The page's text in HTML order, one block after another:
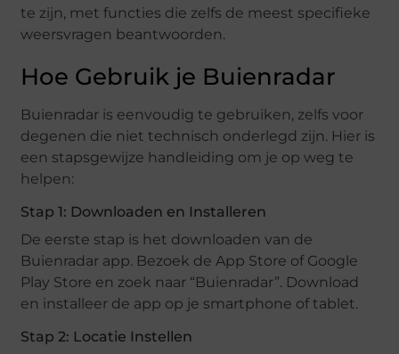
te zijn, met functies die zelfs de meest specifieke
weersvragen beantwoorden.
Hoe Gebruik je Buienradar
Buienradar is eenvoudig te gebruiken, zelfs voor
degenen die niet technisch onderlegd zijn. Hier is
een stapsgewijze handleiding om je op weg te
helpen:
Stap 1: Downloaden en Installeren
De eerste stap is het downloaden van de
Buienradar app. Bezoek de App Store of Google
Play Store en zoek naar “Buienradar”. Download
en installeer de app op je smartphone of tablet.
Stap 2: Locatie Instellen